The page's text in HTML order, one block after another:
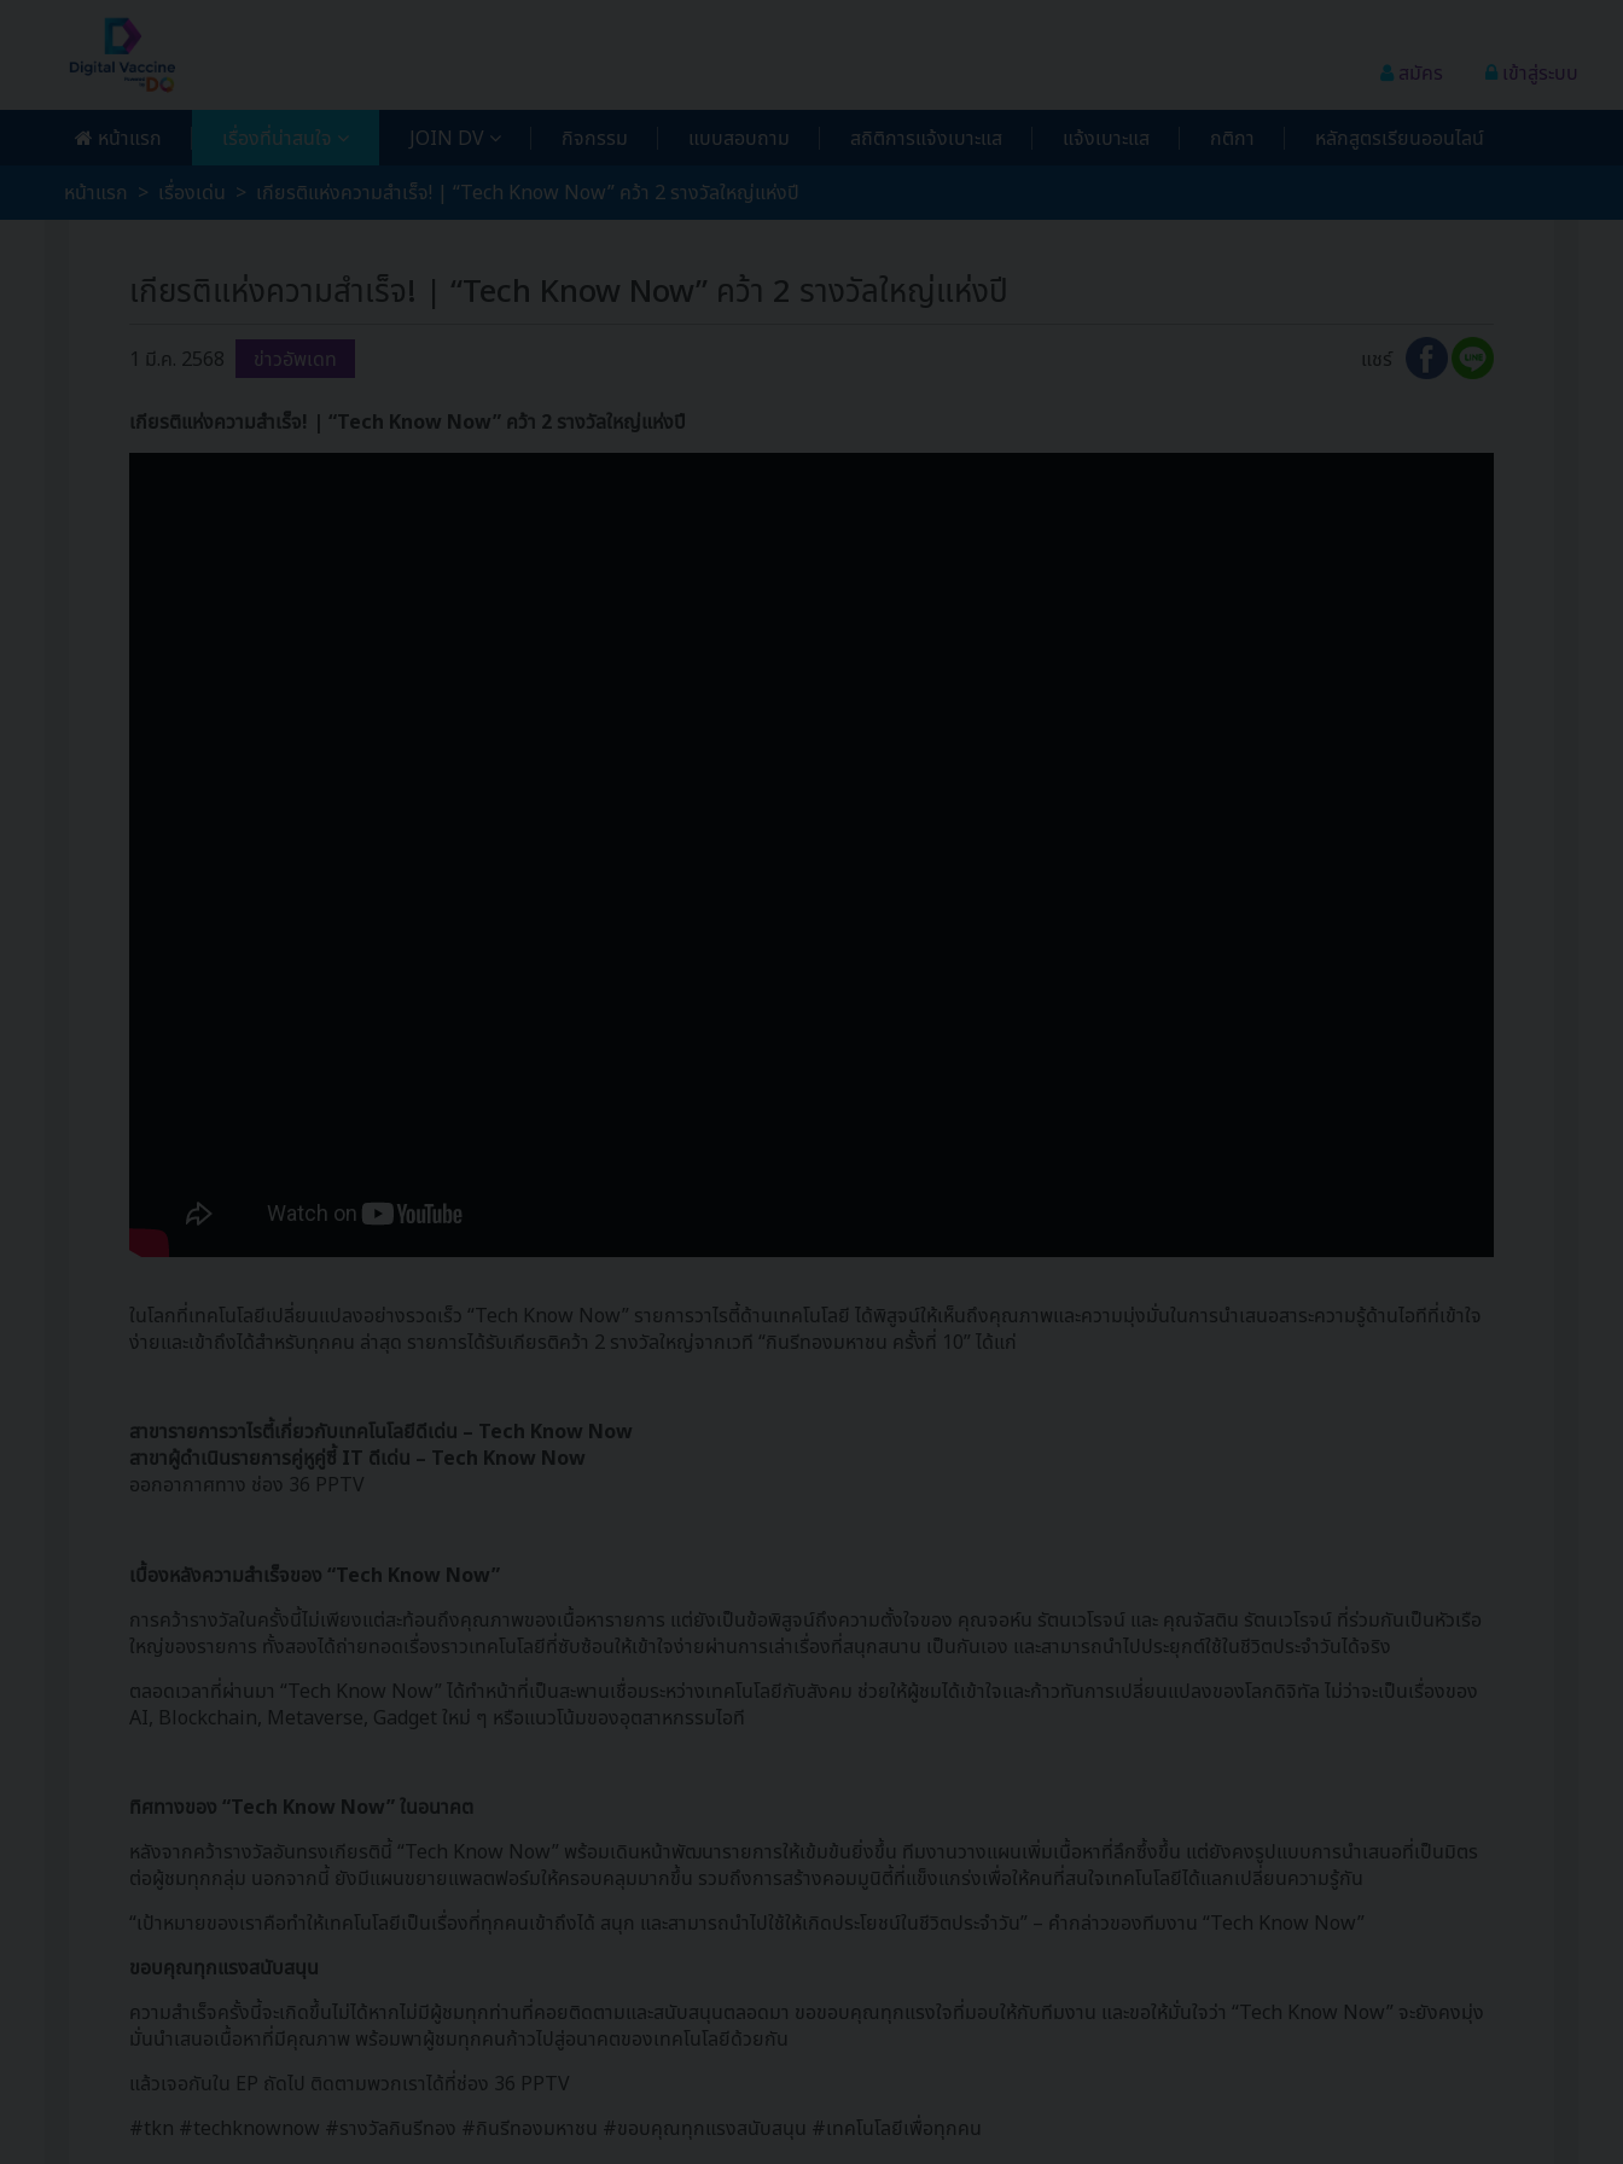
สมัคร เข้าสู่ระบบ
หน้าแรก เรื่องที่น่าสนใจ JOIN DV กิจกรรม แบบสอบถาม สถิติการแจ้งเบาะแส แจ้งเบาะแส กติกา หลักสูตรเรียนออนไลน์
หน้าแรก เรื่องเด่น เกียรติแห่งความสำเร็จ! | “Tech Know Now” คว้า 2 รางวัลใหญ่แห่งปี
เกียรติแห่งความสำเร็จ! | “Tech Know Now” คว้า 2 รางวัลใหญ่แห่งปี
1 มี.ค. 2568 ข่าวอัพเดท แชร์
เกียรติแห่งความสำเร็จ! | “Tech Know Now” คว้า 2 รางวัลใหญ่แห่งปี
ในโลกที่เทคโนโลยีเปลี่ยนแปลงอย่างรวดเร็ว “Tech Know Now” รายการวาไรตี้ด้านเทคโนโลยี ได้พิสูจน์ให้เห็นถึงคุณภาพและความมุ่งมั่นในการนำเสนอสาระความรู้ด้านไอทีที่เข้าใจ
ง่ายและเข้าถึงได้สำหรับทุกคน ล่าสุด รายการได้รับเกียรติคว้า 2 รางวัลใหญ่จากเวที “กินรีทองมหาชน ครั้งที่ 10” ได้แก่
สาขารายการวาไรตี้เกี่ยวกับเทคโนโลยีดีเด่น – Tech Know Now
สาขาผู้ดำเนินรายการคู่หูคู่ซี้ IT ดีเด่น – Tech Know Now
ออกอากาศทาง ช่อง 36 PPTV
เบื้องหลังความสำเร็จของ “Tech Know Now”
การคว้ารางวัลในครั้งนี้ไม่เพียงแต่สะท้อนถึงคุณภาพของเนื้อหารายการ แต่ยังเป็นข้อพิสูจน์ถึงความตั้งใจของ คุณจอห์น รัตนเวโรจน์ และ คุณจัสติน รัตนเวโรจน์ ที่ร่วมกันเป็นหัวเรือ
ใหญ่ของรายการ ทั้งสองได้ถ่ายทอดเรื่องราวเทคโนโลยีที่ซับซ้อนให้เข้าใจง่ายผ่านการเล่าเรื่องที่สนุกสนาน เป็นกันเอง และสามารถนำไปประยุกต์ใช้ในชีวิตประจำวันได้จริง
ตลอดเวลาที่ผ่านมา “Tech Know Now” ได้ทำหน้าที่เป็นสะพานเชื่อมระหว่างเทคโนโลยีกับสังคม ช่วยให้ผู้ชมได้เข้าใจและก้าวทันการเปลี่ยนแปลงของโลกดิจิทัล ไม่ว่าจะเป็นเรื่องของ
AI, Blockchain, Metaverse, Gadget ใหม่ ๆ หรือแนวโน้มของอุตสาหกรรมไอที
ทิศทางของ “Tech Know Now” ในอนาคต
หลังจากคว้ารางวัลอันทรงเกียรตินี้ “Tech Know Now” พร้อมเดินหน้าพัฒนารายการให้เข้มข้นยิ่งขึ้น ทีมงานวางแผนเพิ่มเนื้อหาที่ลึกซึ้งขึ้น แต่ยังคงรูปแบบการนำเสนอที่เป็นมิตร
ต่อผู้ชมทุกกลุ่ม นอกจากนี้ ยังมีแผนขยายแพลตฟอร์มให้ครอบคลุมมากขึ้น รวมถึงการสร้างคอมมูนิตี้ที่แข็งแกร่งเพื่อให้คนที่สนใจเทคโนโลยีได้แลกเปลี่ยนความรู้กัน
“เป้าหมายของเราคือทำให้เทคโนโลยีเป็นเรื่องที่ทุกคนเข้าถึงได้ สนุก และสามารถนำไปใช้ให้เกิดประโยชน์ในชีวิตประจำวัน” – คำกล่าวของทีมงาน “Tech Know Now”
ขอบคุณทุกแรงสนับสนุน
ความสำเร็จครั้งนี้จะเกิดขึ้นไม่ได้หากไม่มีผู้ชมทุกท่านที่คอยติดตามและสนับสนุนตลอดมา ขอขอบคุณทุกแรงใจที่มอบให้กับทีมงาน และขอให้มั่นใจว่า “Tech Know Now” จะยังคงมุ่ง
มั่นนำเสนอเนื้อหาที่มีคุณภาพ พร้อมพาผู้ชมทุกคนก้าวไปสู่อนาคตของเทคโนโลยีด้วยกัน
แล้วเจอกันใน EP ถัดไป ติดตามพวกเราได้ที่ช่อง 36 PPTV
#tkn #techknownow #รางวัลกินรีทอง #กินรีทองมหาชน #ขอบคุณทุกแรงสนับสนุน #เทคโนโลยีเพื่อทุกคน